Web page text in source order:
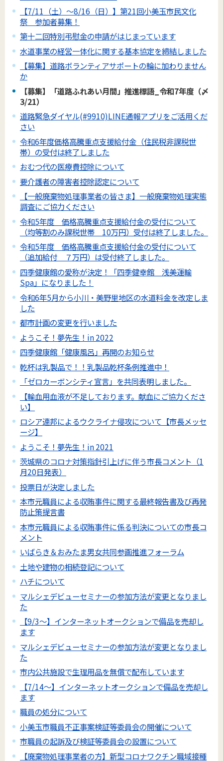
【7/11（土）～8/16（日）】第21回小美玉市民文化
祭 参加者募集！
第十二回特別弔慰金の申請がはじまっています
水道事業の経営一体化に関する基本協定を締結しました
【募集】道路ボランティアサポートの輪に加わりません
か
【募集】「道路ふれあい月間」推進標語_令和7年度（〆
3/21）
道路緊急ダイヤル(#9910)LINE通報アプリをご活用くだ
さい
令和6年度価格高騰重点支援給付金（住民税非課税世
帯）の受付は終了しました
おむつ代の医療費控除について
要介護者の障害者控除認定について
【一般廃棄物処理事業者の皆さま】一般廃棄物処理実態
調査にご協力ください
令和5年度 価格高騰重点支援給付金の受付について
（均等割のみ課税世帯 10万円）受付は終了しました。
令和5年度 価格高騰重点支援給付金の受付について
（追加給付 ７万円）は受付終了しました。
四季健康館の愛称が決定！「四季健幸館 浅美運輸
Spa」になりました！
令和6年5月から小川・美野里地区の水道料金を改定しま
した
都市計画の変更を行いました
ようこそ！夢先生！in 2022
四季健康館「健康風呂」再開のお知らせ
乾杯は乳製品で！！乳製品乾杯条例推進中！
「ゼロカーボンシティ宣言」を共同表明しました。
【輸血用血液が不足しております。献血にご協力くださ
い】
ロシア連邦によるウクライナ侵攻について【市長メッセ
ージ】
ようこそ！夢先生！in 2021
茨城県のコロナ対策指針引上げに伴う市長コメント（1
月20日発表）
投票日が決定しました
本市元職員による収賄事件に関する最終報告書及び再発
防止策提言書
本市元職員による収賄事件に係る判決についての市長コ
メント
いばらき＆おみたま男女共同参画推進フォーラム
土地や建物の相続登記について
ハチについて
マルシェデビューセミナーの参加方法が変更となりまし
た
【9/3～】インターネットオークションで備品を売却し
ます
マルシェデビューセミナーの参加方法が変更となりまし
た
市内公共施設で生理用品を無償で配布しています
【7/14～】インターネットオークションで備品を売却し
ます
職員の処分について
小美玉市職員不正事案検証等委員会の開催について
市職員の起訴及び検証等委員会の設置について
【廃棄物処理事業者の方】新型コロナワクチン職域接種